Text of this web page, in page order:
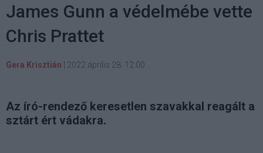
James Gunn a védelmébe vette
Chris Prattet
Gera Krisztián 2022 április 28. 12:00
Az író-rendező keresetlen szavakkal reagált a
sztárt ért vádakra.